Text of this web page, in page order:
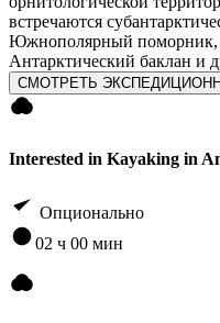
встречаются
Южнополярный поморник,
Антарктический баклан и
СМОТРЕТЬ
Interested in Kayaking in
Опционально
02 ч 00 мин